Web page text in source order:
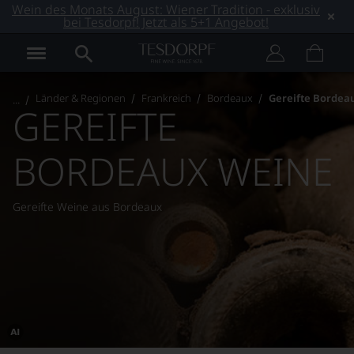
Wein des Monats August: Wiener Tradition - exklusiv
bei Tesdorpf! Jetzt als 5+1 Angebot!
Länder & Regionen Frankreich Bordeaux Gereifte
Dieses
GEREIFTE
BORDEAUX WEINE
Gereifte Weine aus Bordeaux